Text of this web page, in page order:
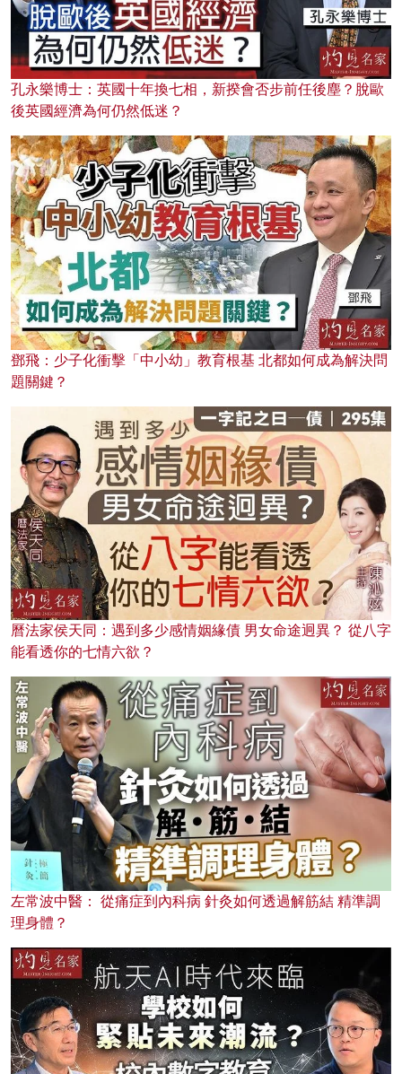
孔永樂博士：英國十年換七相，新揆會否步前任後塵？脫歐
後英國經濟為何仍然低迷？
鄧飛：少子化衝擊「中小幼」教育根基 北都如何成為解決問
題關鍵？
曆法家侯天同：遇到多少感情姻緣債 男女命途迥異？ 從八字
能看透你的七情六欲？
左常波中醫： 從痛症到內科病 針灸如何透過解筋結 精準調
理身體？